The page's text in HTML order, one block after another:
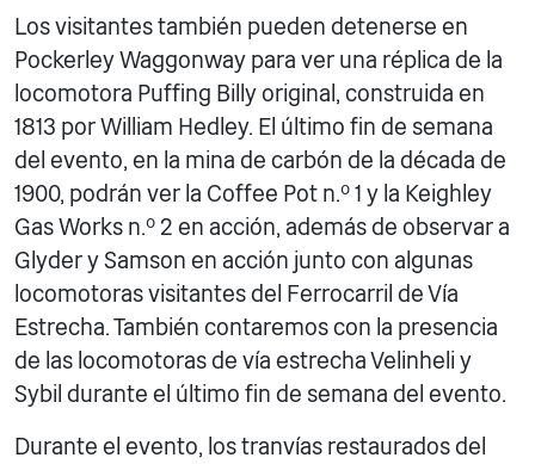
Los visitantes también pueden detenerse en
Pockerley Waggonway para ver una réplica de la
locomotora Puffing Billy original, construida en
1813 por William Hedley. El último fin de semana
del evento, en la mina de carbón de la década de
1900, podrán ver la Coffee Pot n.º 1 y la Keighley
Gas Works n.º 2 en acción, además de observar a
Glyder y Samson en acción junto con algunas
locomotoras visitantes del Ferrocarril de Vía
Estrecha. También contaremos con la presencia
de las locomotoras de vía estrecha Velinheli y
Sybil durante el último fin de semana del evento.
Durante el evento, los tranvías restaurados del